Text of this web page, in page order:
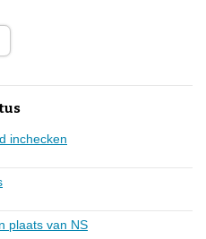
inchecken
plaats van NS